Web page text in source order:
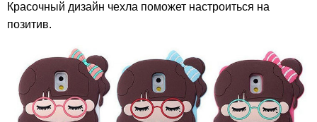
Красочный дизайн чехла поможет настроиться на
позитив.